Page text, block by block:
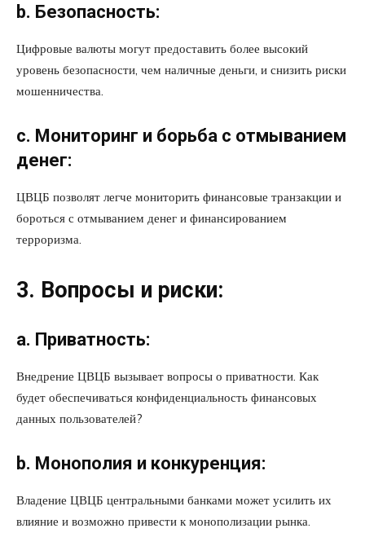
b. Безопасность:
Цифровые валюты могут предоставить более высокий
уровень безопасности, чем наличные деньги, и снизить риски
мошенничества.
c. Мониторинг и борьба с отмыванием
денег:
ЦВЦБ позволят легче мониторить финансовые транзакции и
бороться с отмыванием денег и финансированием
терроризма.
3. Вопросы и риски:
a. Приватность:
Внедрение ЦВЦБ вызывает вопросы о приватности. Как
будет обеспечиваться конфиденциальность финансовых
данных пользователей?
b. Монополия и конкуренция:
Владение ЦВЦБ центральными банками может усилить их
влияние и возможно привести к монополизации рынка.